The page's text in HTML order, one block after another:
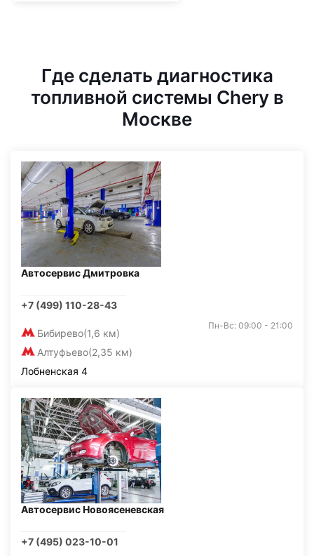
Где сделать диагностика
топливной системы Chery в
Москве
Автосервис Дмитровка
+7 (499) 110-28-43
Бибирево(1,6 км)
Алтуфьево(2,35 км)
Пн-Вс: 09:00 - 21:00
Лобненская 4
Автосервис Новоясеневская
+7 (495) 023-10-01